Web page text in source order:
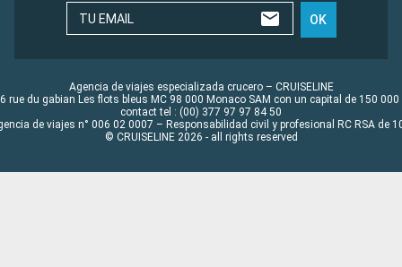
TU EMAIL OK
Agencia de viajes especializada crucero – CRUISELINE
rue du gabian Les flots bleus MC 98 000 Monaco SAM con un capital de 150 000
contact tel : (00) 377 97 97 84 50
de viajes n° 006 02 0007 – Responsabilidad civil y profesional RC RSA de
© CRUISELINE 2026 - all rights reserved